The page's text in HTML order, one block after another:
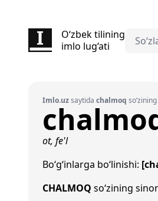
O‘zbek tilining
imlo lug‘ati
Imlo.uzsaytida chalmoq
ot, fe'l
Bo‘g‘inlarga bo‘linishi:
CHALMOQ so‘zining